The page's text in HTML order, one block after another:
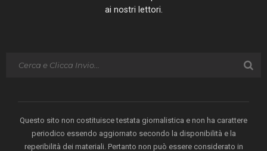
ai nostri lettori.
Questo sito non costituisce testata giornalistica e non ha carattere
periodico essendo aggiornato secondo la disponibilità e la
reperibilità dei materiali. Pertanto non può essere considerato in